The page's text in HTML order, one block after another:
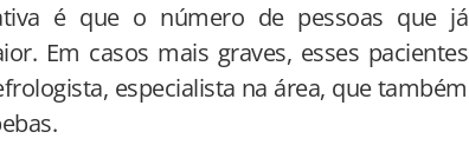
é que o número de pessoas que já
Em casos mais graves, esses pacientes
especialista na área, que também